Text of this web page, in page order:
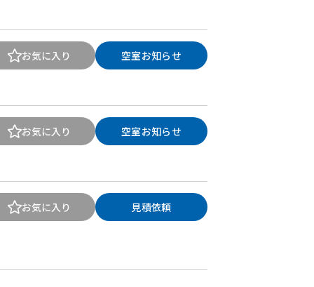
お気に入り 空室お知らせ
お気に入り 空室お知らせ
お気に入り 見積依頼